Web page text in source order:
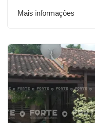
Mais informações